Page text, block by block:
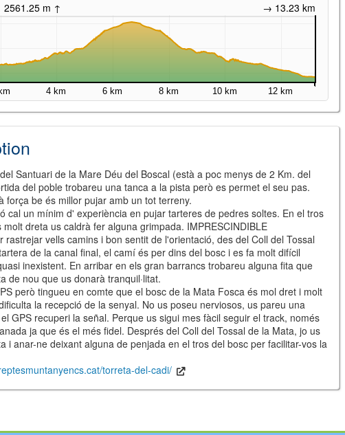
©LeafletJS library for interactive maps
©OpenStreetMap,OpenTopoMapand its contributors (CC BY-SH 4.0
© Institut Cartogràfic i Geològic de Catalunya CC BY-SH 4.0)
2561.25 m ↑ → 13.23 km
4 km 6 km 8 km 10 km 12 km
Santuari de la Mare Déu del Boscal (està a poc menys de 2 Km. del
del poble trobareu una tanca a la pista però es permet el seu pas.
força be és millor pujar amb un tot terreny.
cal un mínim d' experiència en pujar tarteres de pedres soltes. En el tros
dreta us caldrà fer alguna grimpada. IMPRESCINDIBLE
rastrejar vells camins i bon sentit de l'orientació, des del Coll del Tossal
de la canal final, el camí és per dins del bosc i es fa molt difícil
inexistent. En arribar en els gran barrancs trobareu alguna fita que
de nou que us donarà tranquil·litat.
però tingueu en comte que el bosc de la Mata Fosca és mol dret i molt
la recepció de la senyal. No us poseu nerviosos, us pareu una
GPS recuperi la señal. Perque us sigui mes fàcil seguir el track, només
ja que és el més fidel. Després del Coll del Tossal de la Mata, jo us
i anar-ne deixant alguna de penjada en el tros del bosc per facilitar-vos la
torreta-del-cadi/